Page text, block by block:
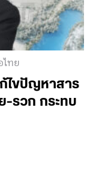
ทย
ไขปัญหาสาร
รวก กระทบ